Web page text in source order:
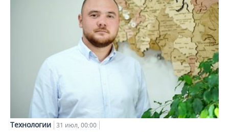
Технологии 31 июл, 00:00